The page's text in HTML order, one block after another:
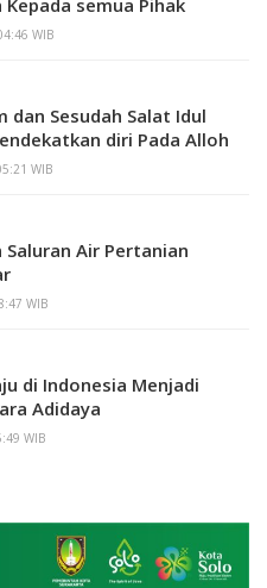
WIB
dan Sesudah Salat Idul
diri Pada Alloh
WIB
Saluran Air Pertanian
WIB
di Indonesia Menjadi
Adidaya
WIB